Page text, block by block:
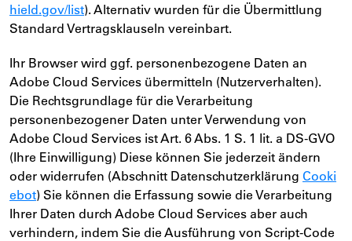
hield.gov/list). Alternativ wurden für die Übermittlung
Standard Vertragsklauseln vereinbart.
Ihr Browser wird ggf. personenbezogene Daten an
Adobe Cloud Services übermitteln (Nutzerverhalten).
Die Rechtsgrundlage für die Verarbeitung
personenbezogener Daten unter Verwendung von
Adobe Cloud Services ist Art. 6 Abs. 1 S. 1 lit. a DS-GVO
(Ihre Einwilligung) Diese können Sie jederzeit ändern
oder widerrufen (Abschnitt Datenschutzerklärung Cooki
ebot) Sie können die Erfassung sowie die Verarbeitung
Ihrer Daten durch Adobe Cloud Services aber auch
verhindern, indem Sie die Ausführung von Script-Code